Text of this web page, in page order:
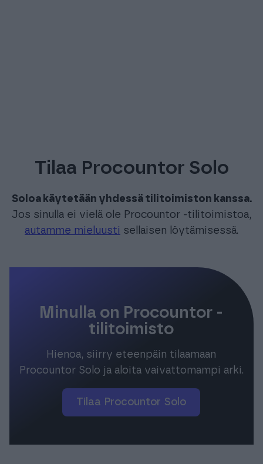
Tilaa Procountor Solo
Soloa käytetään yhdessä tilitoimiston kanssa.
Jos sinulla ei vielä ole Procountor -tilitoimistoa,
autamme mieluusti sellaisen löytämisessä.
Minulla on Procountor -
tilitoimisto
Hienoa, siirry eteenpäin tilaamaan
Procountor Solo ja aloita vaivattomampi arki.
Tilaa Procountor Solo